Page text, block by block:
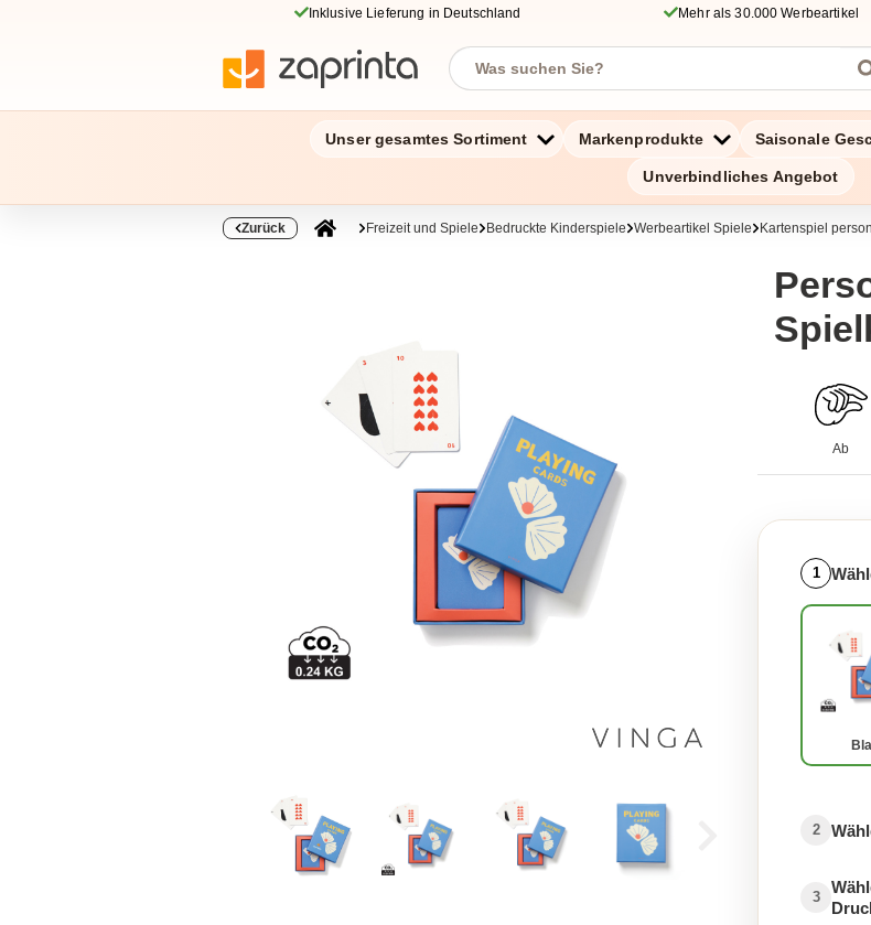
Inklusive Lieferung in Deutschland Mehr als 30.000 Werbeartikel
Unser gesamtes Sortiment Markenprodukte Saisonale
Unverbindliches Angebot
Zurück Freizeit und Spiele Bedruckte Kinderspiele Werbeartikel Spiele Kartenspiel
Ab
1
2
3